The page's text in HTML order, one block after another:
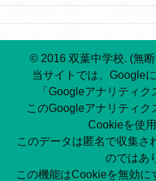
© 2016 双葉中学校. (無
当サイトでは、Google
「Googleアナリティク
このGoogleアナリティク
Cookieを使
このデータは匿名で収集さ
のではあ
この機能はCookieを無効に